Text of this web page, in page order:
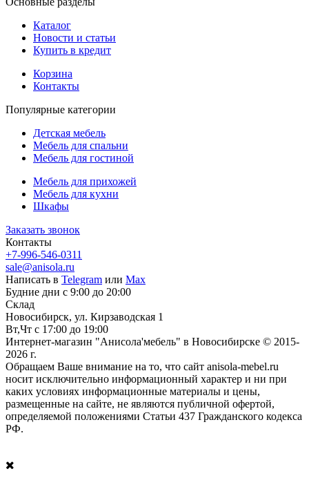
Каталог
Новости и статьи
Купить в кредит
Корзина
Контакты
Популярные категории
Детская мебель
Мебель для спальни
Мебель для гостиной
Мебель для прихожей
Мебель для кухни
Шкафы
Заказать звонок
Контакты
+7-996-546-0311
sale@anisola.ru
Написать в Telegram или Max
Будние дни с 9:00 до 20:00
Склад
Новосибирск, ул. Кирзаводская 1
Вт,Чт с 17:00 до 19:00
Интернет-магазин "Анисола'мебель" в Новосибирске © 2015-
2026 г.
Обращаем Ваше внимание на то, что сайт anisola-mebel.ru
носит исключительно информационный характер и ни при
каких условиях информационные материалы и цены,
размещенные на сайте, не являются публичной офертой,
определяемой положениями Статьи 437 Гражданского кодекса
РФ.